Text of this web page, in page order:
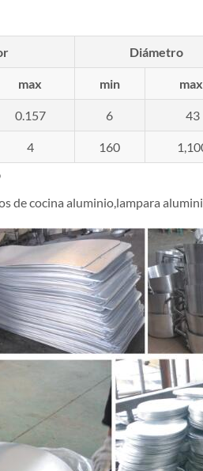
Diámetro
max min max
0.157 6
43
4 160
de cocina aluminio,lampara